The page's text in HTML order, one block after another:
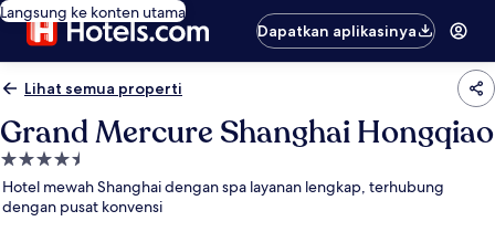
Langsung ke konten utama
Dapatkan aplikasinya
Lihat semua properti
Grand Mercure Shanghai Hongqiao
Properti
bintang
4.5
Hotel mewah Shanghai dengan spa layanan lengkap, terhubung
dengan pusat konvensi